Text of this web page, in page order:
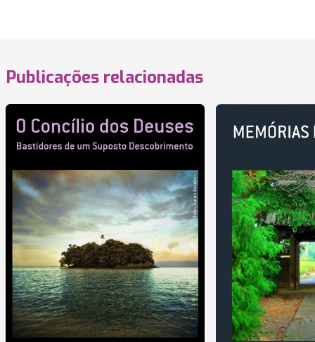
Publicações relacionadas